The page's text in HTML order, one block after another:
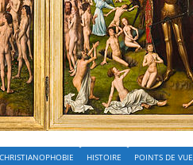
HISTOIRE POINTS DE VUE